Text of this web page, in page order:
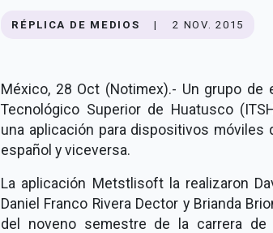
RÉPLICA DE MEDIOS | 2 NOV. 2015
México, 28 Oct (Notimex).- Un grupo
Tecnológico Superior de Huatusco
una aplicación para dispositivos móviles
español y viceversa.
La aplicación Metstlisoft la realizaron
Daniel Franco Rivera Dector y Brianda
del noveno semestre de la carrera de